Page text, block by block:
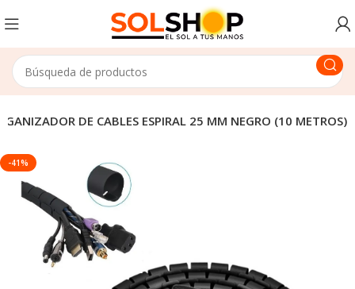
DE CABLES ESPIRAL 25 MM NEGRO (10 METROS)
-41%